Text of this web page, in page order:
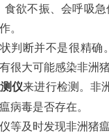
欲不振、会呼吸
。
判断并不是很精
很大可能感染非洲猪
仪来进行检测。非
病毒是否存在。
等及时发现非洲猪